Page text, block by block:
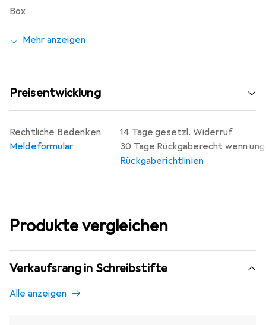
Box
Mehr anzeigen
Preisentwicklung
14 Tage gesetzl. Widerruf
30 Tage Rückgaberecht wenn
Rückgaberichtlinien
Rechtliche Bedenken
Meldeformular
Produkte vergleichen
Verkaufsrang in Schreibstifte
Alle anzeigen